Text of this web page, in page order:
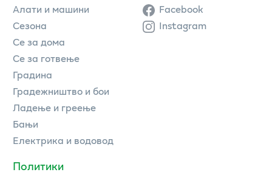
Алати и машини
Сезона
Се за дома
Се за готвење
Градина
Градежништво и бои
Ладење и греење
Бањи
Електрика и водовод
Политики
Facebook
Instagram